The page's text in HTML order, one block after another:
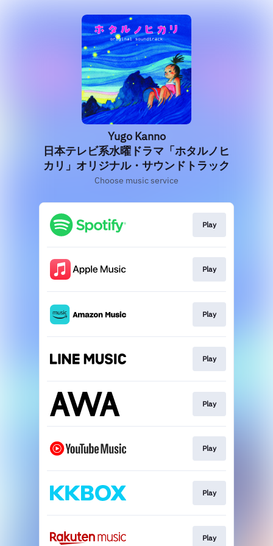
Yugo Kanno
日本テレビ系水曜ドラマ「ホタルノヒ
カリ」オリジナル・サウンドトラック
Choose music service
Play
Play
Play
Play
Play
Play
Play
Play